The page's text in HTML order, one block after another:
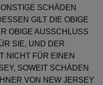
SCHÄDEN
GILT DIE OBIGE
OBIGE AUSSCHLUSS
SIE, UND DER
NICHT FÜR EINEN
SOWEIT SCHÄDEN
VON NEW JERSEY